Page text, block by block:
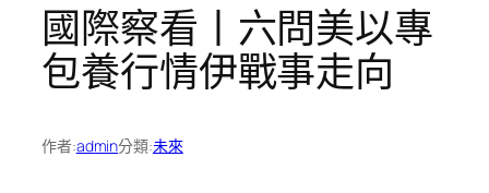
國際察看丨六問美以專
包養行情伊戰事走向
作者:admin分類:未來